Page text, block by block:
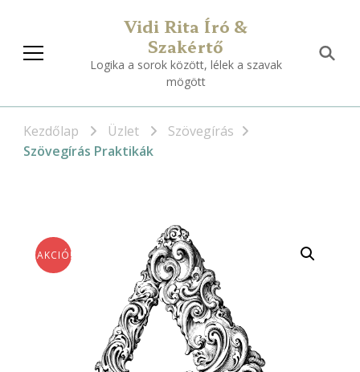
Vidi Rita Író &
Szakértő
Logika a sorok között, lélek a szavak
mögött
Kezdőlap Üzlet
Szövegírás
Szövegírás Praktikák
AKCIÓ!